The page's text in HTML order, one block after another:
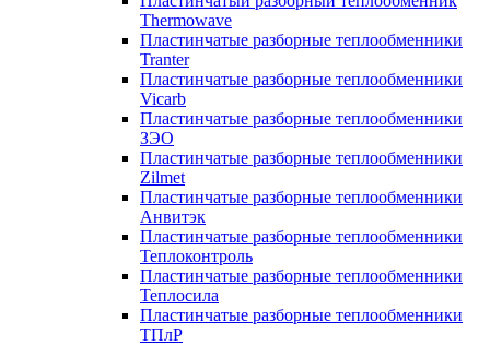
Thermowave
Пластинчатые разборные теплообменники
Tranter
Пластинчатые разборные теплообменники
Vicarb
Пластинчатые разборные теплообменники
ЗЭО
Пластинчатые разборные теплообменники
Zilmet
Пластинчатые разборные теплообменники
Анвитэк
Пластинчатые разборные теплообменники
Теплоконтроль
Пластинчатые разборные теплообменники
Теплосила
Пластинчатые разборные теплообменники
ТПлР